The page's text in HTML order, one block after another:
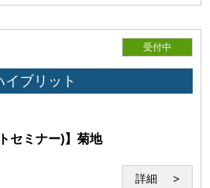
づき受講記録を利用する場合、当研究
名の表示を省略するとともに、利用
集、改変、修正等をすることができ
に異議を唱えないものとします。
受付中
イブリット
セミナー)】菊地
詳細